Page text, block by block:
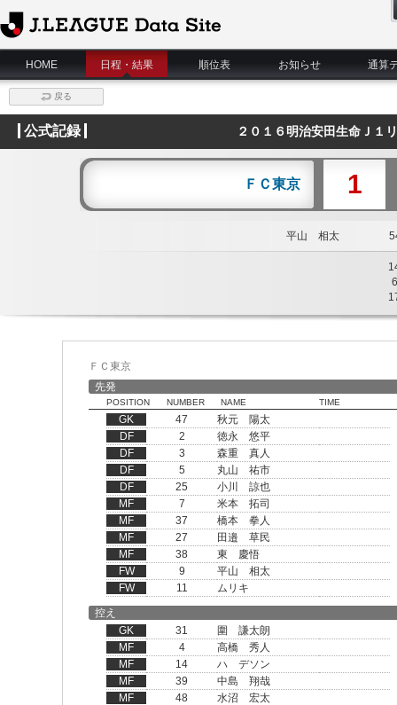
J.League Data Site
HOME
日程・結果 順位表 お知らせ 通算
戻る
公式記録 ２０１６明治安田生命Ｊ
ＦＣ東京 1
平山 相太
6
ＦＣ東京
先発
POSITION NUMBER NAME TIME
GK 47
秋元 陽太
DF
2
徳永 悠平
DF
3
森重 真人
DF
5
丸山 祐市
DF
25
小川 諒也
MF
7
米本 拓司
MF
37
橋本 拳人
MF
27
田邉 草民
MF
38
東 慶悟
FW
9
平山 相太
FW
11
ムリキ
控え
GK
31
圍 謙太朗
MF
4
高橋 秀人
MF
14
ハ デソン
MF
39
中島 翔哉
MF
48
水沼 宏太